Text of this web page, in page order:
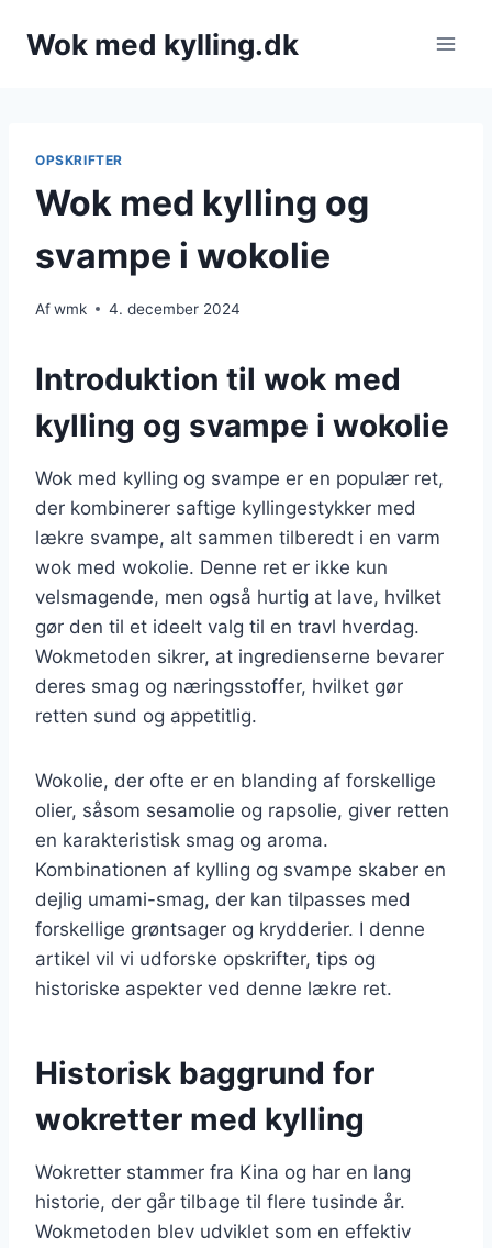
Wok med kylling.dk
OPSKRIFTER
Wok med kylling og
svampe i wokolie
Afwmk 4. december 2024
Introduktion til wok med
kylling og svampe i wokolie
Wok med kylling og svampe er en populær ret,
der kombinerer saftige kyllingestykker med
lækre svampe, alt sammen tilberedt i en varm
wok med wokolie. Denne ret er ikke kun
velsmagende, men også hurtig at lave, hvilket
gør den til et ideelt valg til en travl hverdag.
Wokmetoden sikrer, at ingredienserne bevarer
deres smag og næringsstoffer, hvilket gør
retten sund og appetitlig.
Wokolie, der ofte er en blanding af forskellige
olier, såsom sesamolie og rapsolie, giver retten
en karakteristisk smag og aroma.
Kombinationen af kylling og svampe skaber en
dejlig umami-smag, der kan tilpasses med
forskellige grøntsager og krydderier. I denne
artikel vil vi udforske opskrifter, tips og
historiske aspekter ved denne lækre ret.
Historisk baggrund for
wokretter med kylling
Wokretter stammer fra Kina og har en lang
historie, der går tilbage til flere tusinde år.
Wokmetoden blev udviklet som en effektiv